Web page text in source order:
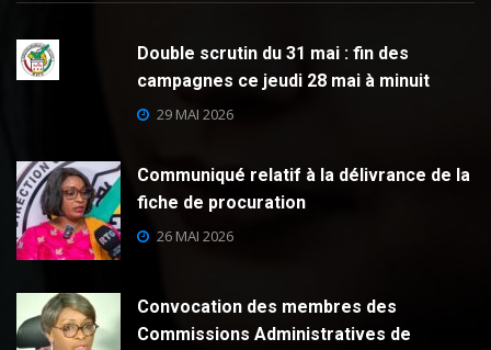
Double scrutin du 31 mai : fin des
campagnes ce jeudi 28 mai à minuit
29 MAI 2026
Communiqué relatif à la délivrance de la
fiche de procuration
26 MAI 2026
Convocation des membres des
Commissions Administratives de